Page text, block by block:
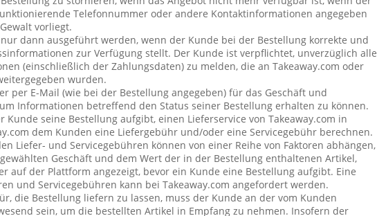
Telefonnummer oder andere Kontaktinformationen angegeben
vorliegt.
dann ausgeführt werden, wenn der Kunde bei der Bestellung korrekte und
zur Verfügung stellt. Der Kunde ist verpflichtet, unverzüglich alle
(einschließlich der Zahlungsdaten) zu melden, die an Takeaway.com oder
wurden.
per E-Mail (wie bei der Bestellung angegeben) für das Geschäft und
Informationen betreffend den Status seiner Bestellung erhalten zu können.
Kunde seine Bestellung aufgibt, einen Lieferservice von Takeaway.com in
dem Kunden eine Liefergebühr und/oder eine Servicegebühr berechnen.
Liefer- und Servicegebühren können von einer Reihe von Faktoren abhängen,
Geschäft und dem Wert der in der Bestellung enthaltenen Artikel,
auf der Plattform angezeigt, bevor ein Kunde eine Bestellung aufgibt. Eine
und Servicegebühren kann bei Takeaway.com angefordert werden.
die Bestellung liefern zu lassen, muss der Kunde an der vom Kunden
sein, um die bestellten Artikel in Empfang zu nehmen. Insofern der